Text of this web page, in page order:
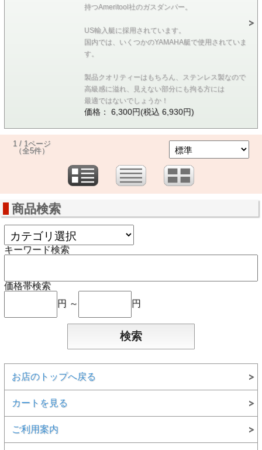
持つAmeritool社のガスダンパー。
US輸入艇に採用されています。
国内では、いくつかのYAMAHA艇で使用されていま
す。
製品クオリティーはもちろん、ステンレス製なので
高級感に溢れ、見えない部分にも拘る方には
最適ではないでしょうか！
価格： 6,300円(税込 6,930円)
1 / 1ページ
（全5件）
商品検索
キーワード検索
価格帯検索
円 ～
円
お店のトップへ戻る
カートを見る
ご利用案内